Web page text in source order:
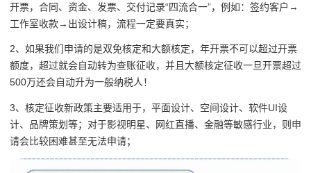
开票， 合同、资金、发票、交付记录“四流合一”， 例如：签约客户→
工作室收款→出设计稿，流程一定要真实；
2、如果我们申请的是双免核定和大额核定，年开票不可以超过开票
额度，超过就会自动转为查账征收，并且大额核定征收一旦开票超过
500万还会自动升为一般纳税人！
3、核定征收新政策主要适用于， 平面设计、空间设计、软件UI设
计、品牌策划等；对于影视明星、网红直播、金融等敏感行业，则申
请会比较困难甚至无法申请；